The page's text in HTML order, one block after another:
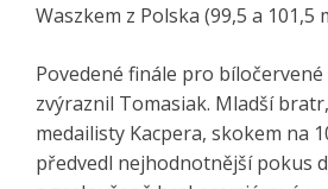
Waszkem z Polska (99,5 a 101,5
Povedené finále pro
zvýraznil Tomasiak. Mladší
medailisty Kacpera, skokem na
předvedl nejhodnotnější pokus